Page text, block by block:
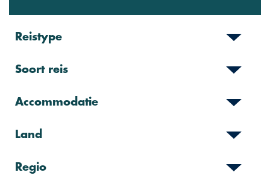
Reistype
Soort reis
Accommodatie
Land
Regio